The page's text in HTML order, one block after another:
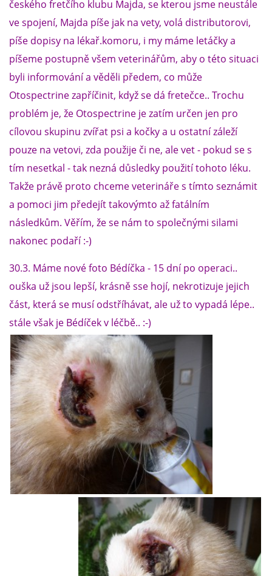
českého fretčího klubu Majda, se kterou jsme neustále
ve spojení, Majda píše jak na vety, volá distributorovi,
píše dopisy na lékař.komoru, i my máme letáčky a
píšeme postupně všem veterinářům, aby o této situaci
byli informování a věděli předem, co může
Otospectrine zapříčinit, když se dá fretečce.. Trochu
problém je, že Otospectrine je zatím určen jen pro
cílovou skupinu zvířat psi a kočky a u ostatní záleží
pouze na vetovi, zda použije či ne, ale vet - pokud se s
tím nesetkal - tak nezná důsledky použití tohoto léku.
Takže právě proto chceme veterináře s tímto seznámit
a pomoci jim předejít takovýmto až fatálním
následkům. Věřím, že se nám to společnými silami
nakonec podaří :-)
30.3. Máme nové foto Bédíčka - 15 dní po operaci..
ouška už jsou lepší, krásně sse hojí, nekrotizuje jejich
část, která se musí odstříhávat, ale už to vypadá lépe..
stále však je Bédíček v léčbě.. :-)